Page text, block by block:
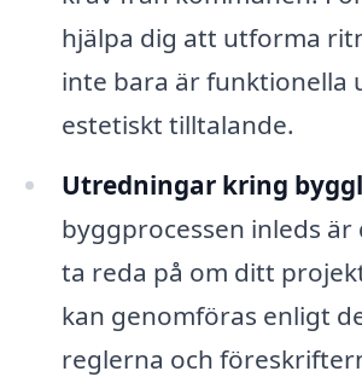
hjälpa dig att utforma
inte bara är funktionella
estetiskt tilltalande.
Utredningar kring
byggprocessen inleds
ta reda på om ditt
kan genomföras enligt
reglerna och